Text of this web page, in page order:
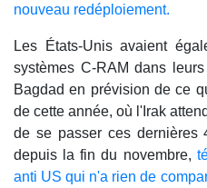
nouveau redéploiement.
Les États-Unis avaient
systèmes C-RAM dans
Bagdad en prévision de ce
de cette année, où l'Irak
de se passer ces dernières
depuis la fin du novembre,
anti US qui n'a rien de